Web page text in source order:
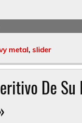
metal, slider
De Su